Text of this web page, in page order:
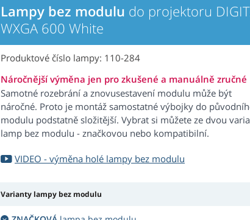
Lampy bez modulu do projektoru
WXGA 600 White
Produktové číslo lampy: 110-284
Náročnější výměna jen pro zkušené a manuálně zručné
Samotné rozebrání a znovusestavení modulu může být
náročné. Proto je montáž samostatné výbojky do
modulu podstatně složitější. Vybrat si můžete ze dvou
lamp bez modulu - značkovou nebo kompatibilní.
VIDEO - výměna holé lampy bez modulu
Varianty lampy bez modulu